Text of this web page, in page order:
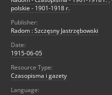
polskie - 1901-1918 r.
Publisher:
Radom : Szczęsny Jastrzębowski
Date:
1915-06-05
Resource Type:
Czasopisma i gazety
Language: